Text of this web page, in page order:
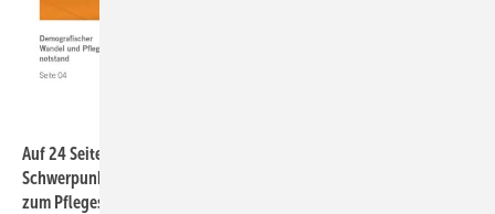
Auf 24 Seiten setzt der ZVSHK das Pflegebad als
Schwerpunktthema: Für viele muss sich das Bad verändern – auch
zum Pflegestützpunkt und Arbeitsplatz für Angehörige und/oder